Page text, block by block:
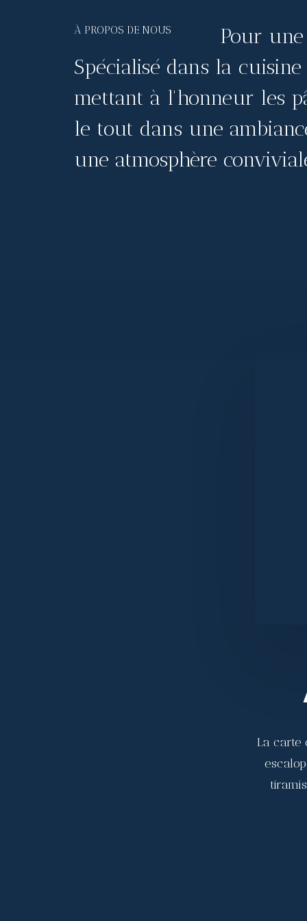
À PROPOS DE NOUS
Pour
Spécialisé dans la
mettant à l'honneur les
le tout dans une
une atmosphère
La carte